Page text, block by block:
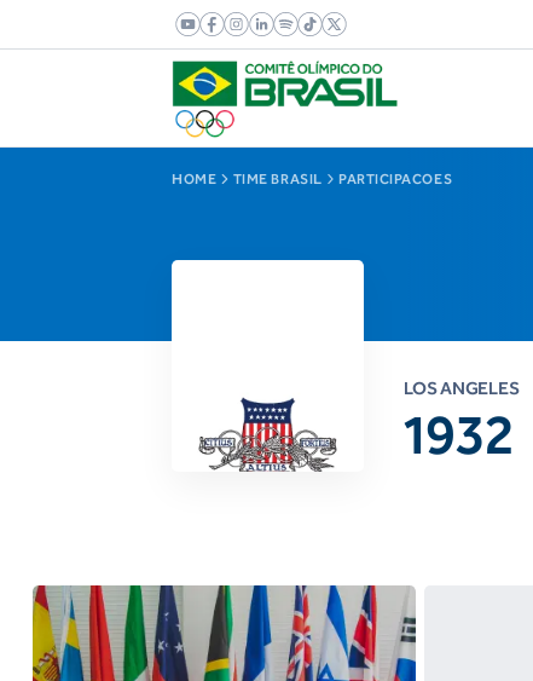
HOME TIME BRASIL PARTICIPACOES
LOS ANGELES
1932